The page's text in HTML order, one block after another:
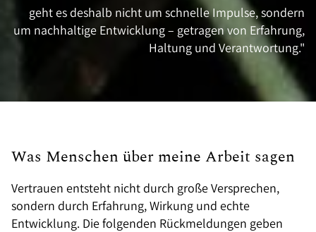
geht es deshalb nicht um schnelle Impulse, sondern
um nachhaltige Entwicklung – getragen von Erfahrung,
Haltung und Verantwortung."
Was Menschen über meine Arbeit sagen
Vertrauen entsteht nicht durch große Versprechen,
sondern durch Erfahrung, Wirkung und echte
Entwicklung. Die folgenden Rückmeldungen geben